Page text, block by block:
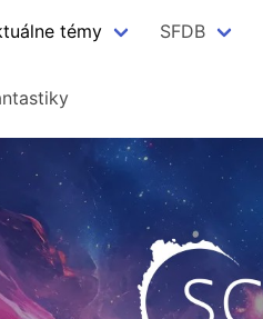
témy SFDB